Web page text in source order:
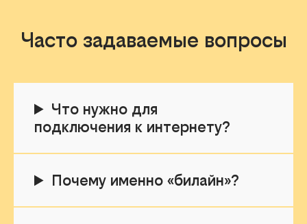
Часто задаваемые вопросы
Что нужно для
подключения к интернету?
Почему именно «билайн»?